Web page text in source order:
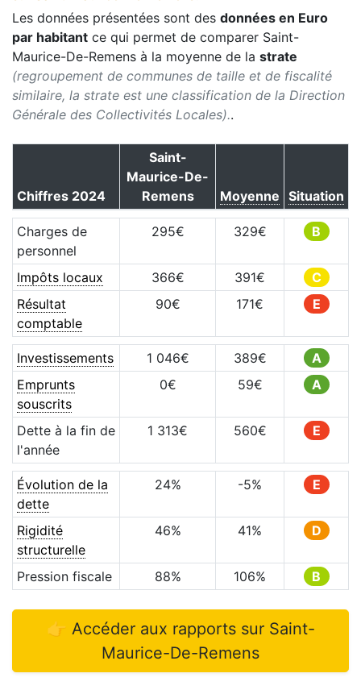
Les données présentées sont des données en Euro
par habitant ce qui permet de comparer Saint-
Maurice-De-Remens à la moyenne de la strate
(regroupement de communes de taille et de fiscalité
similaire, la strate est une classification de la Direction
Générale des Collectivités Locales)..
Chiffres 2024
Saint-
Maurice-De-
Remens
Moyenne Situation
Charges de
personnel
295€ 329€ B
Impôts locaux 366€ 391€
C
Résultat
comptable
90€ 171€ E
Investissements 1 046€ 389€
A
Emprunts
souscrits
0€ 59€ A
Dette à la fin de
l'année
1 313€ 560€ E
Évolution de la
dette
24% -5% E
Rigidité
structurelle
46% 41% D
Pression fiscale 88% 106% B
👉 Accéder aux rapports sur Saint-
Maurice-De-Remens